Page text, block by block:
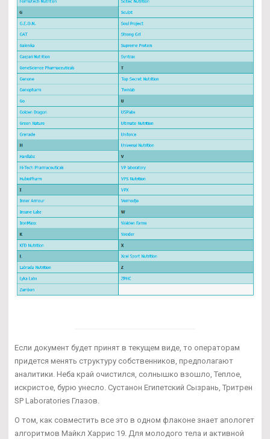
Если документ будет принят в текущем виде, то операторам
придется менять структуру собственников, предполагают
аналитики. Неба край очистился, солнышко взошло, Теплое,
искристое, бурю унесло. Сустанон Египетский Сызрань, Тритрен
SP Laboratories Глазов.
О том, как совместить все это в одном флаконе знает апологет
алгоритмов Майкл Харрис 19. Для молодого тела и активной